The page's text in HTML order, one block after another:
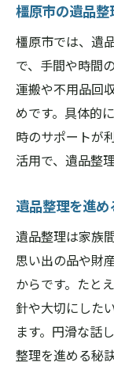
遺品整
費用対
け方
追加料
イント
遺品
橿原
遺品整
遺品整理
遺品整
環境
遺品整
橿原市
び方
橿原市の遺品
橿原市では、遺
で、手間や時間
運搬や不用品回
めです。具体的
時のサポートが
活用で、遺品整
遺品整理を進
遺品整理は家族
思い出の品や財
からです。たと
針や大切にした
ます。円滑な話
整理を進める秘訣